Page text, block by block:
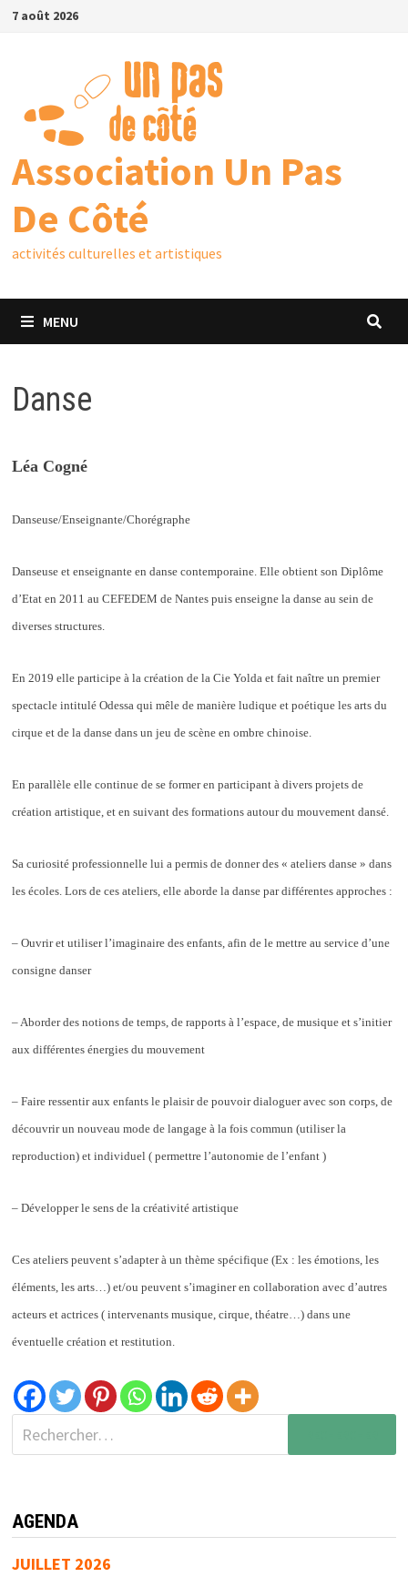
7 août 2026
Association Un Pas
De Côté
activités culturelles et artistiques
MENU
Danse
Léa Cogné
Danseuse/Enseignante/Chorégraphe
Danseuse et enseignante en danse contemporaine. Elle obtient son Diplôme
d’Etat en 2011 au CEFEDEM de Nantes puis enseigne la danse au sein de
diverses structures.
En 2019 elle participe à la création de la Cie Yolda et fait naître un premier
spectacle intitulé Odessa qui mêle de manière ludique et poétique les arts du
cirque et de la danse dans un jeu de scène en ombre chinoise.
En parallèle elle continue de se former en participant à divers projets de
création artistique, et en suivant des formations autour du mouvement dansé.
Sa curiosité professionnelle lui a permis de donner des « ateliers danse » dans
les écoles. Lors de ces ateliers, elle aborde la danse par différentes approches :
– Ouvrir et utiliser l’imaginaire des enfants, afin de le mettre au service d’une
consigne danser
– Aborder des notions de temps, de rapports à l’espace, de musique et s’initier
aux différentes énergies du mouvement
– Faire ressentir aux enfants le plaisir de pouvoir dialoguer avec son corps, de
découvrir un nouveau mode de langage à la fois commun (utiliser la
reproduction) et individuel ( permettre l’autonomie de l’enfant )
– Développer le sens de la créativité artistique
Ces ateliers peuvent s’adapter à un thème spécifique (Ex : les émotions, les
éléments, les arts…) et/ou peuvent s’imaginer en collaboration avec d’autres
acteurs et actrices ( intervenants musique, cirque, théatre…) dans une
éventuelle création et restitution.
AGENDA
JUILLET 2026